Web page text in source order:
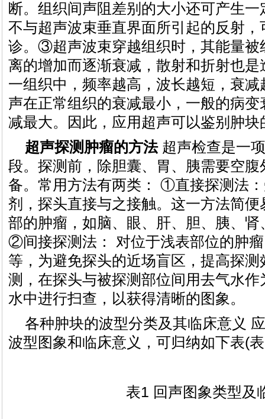
断。组织间声阻差别的大小还可产生
不与超声波束垂直界面所引起的反射
诊。③超声波束穿越组织时，其能量被
离的增加而逐渐衰减，散射和折射也
一组织中，频率越高，波长越短，衰
声在正常组织的衰减最小，一般的病
减最大。因此，应用超声可以鉴别肿
超声探测肿瘤的方法超声检查是一
段。探测前，除胆囊、胃、胰需要空
备。常用方法有两类： ①直接探测法
剂，探头直接与之接触。这一方法简
部的肿瘤，如脑、眼、肝、胆、胰、
②间接探测法： 对位于浅表部位的肿
等，为避免探头的近场盲区，提高探
测，在探头与被探测部位间用去气水
水中进行扫查，以获得清晰的图象。
各种肿块的波型分类及其临床意义
波型图象和临床意义，可归纳如下表(
表1 回声图象类型及